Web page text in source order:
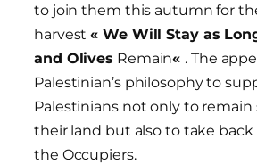
to join them this autumn for
harvest« We Will Stay as
and Olives Remain« . The
Palestinian’s philosophy to
Palestinians not only to remain
their land but also to take
the Occupiers.